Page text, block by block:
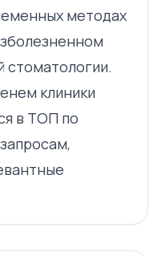
методах
стоматологии.
клиники
в ТОП по